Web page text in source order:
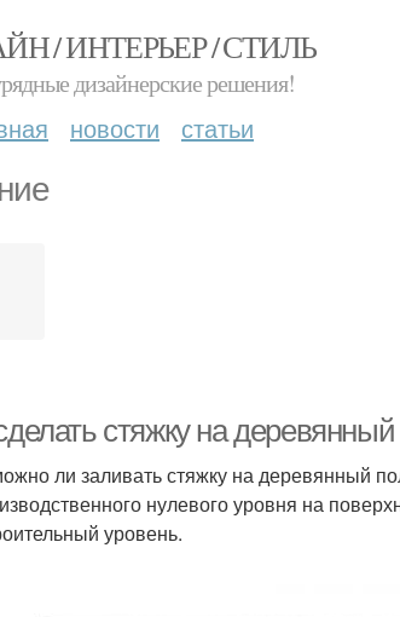
/ ИНТЕРЬЕР / СТИЛЬ
дизайнерские решения!
новости статьи
стяжку на
ли заливать стяжку на деревянный
нулевого уровня на
уровень.